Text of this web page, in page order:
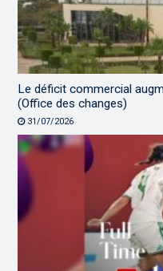
Le déficit commercial
(Office des changes)
31/07/2026